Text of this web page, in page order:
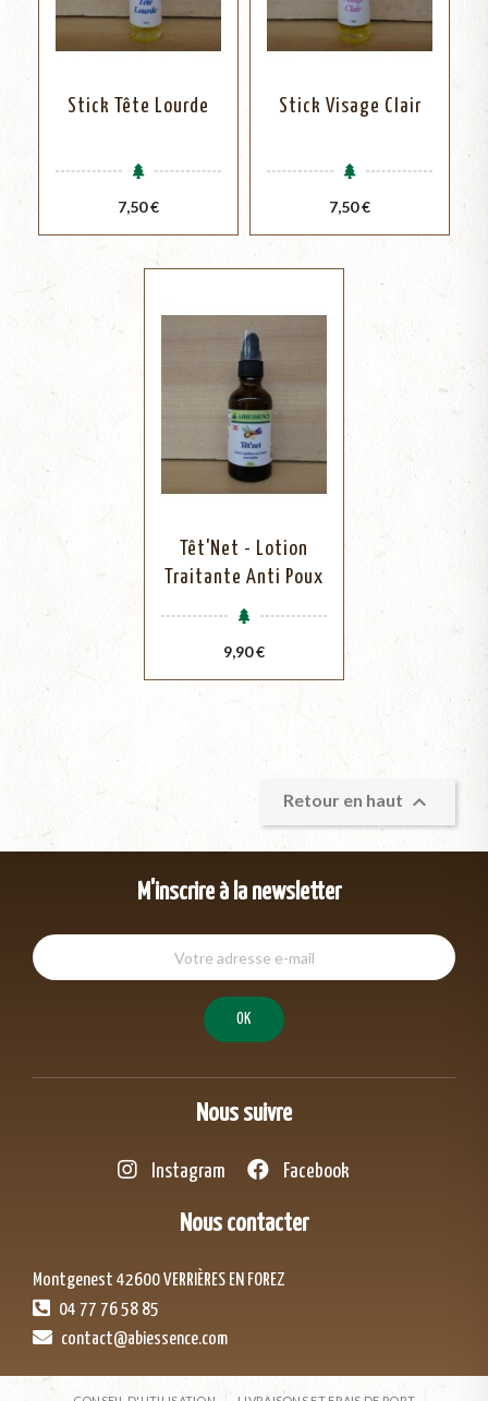
Stick Tête Lourde
Prix
7,50 €
Stick Visage Clair
Prix
7,50 €
Têt'Net - Lotion
Traitante Anti Poux
Prix
9,90 €
Retour en haut 
M'inscrire à la newsletter
Nous suivre
Instagram Facebook
Nous contacter
Montgenest 42600 VERRIÈRES EN FOREZ
04 77 76 58 85
contact@abiessence.com